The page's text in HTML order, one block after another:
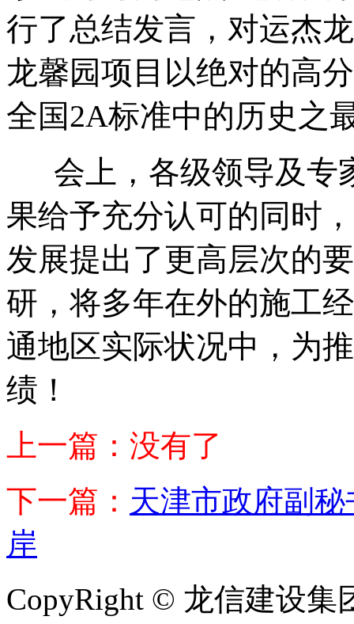
行了总结发言，对运杰
龙馨园项目以绝对的高
全国2A标准中的历史之
会上，各级领导及专
果给予充分认可的同时
发展提出了更高层次的
研，将多年在外的施工
通地区实际状况中，为
绩！
上一篇：没有了
下一篇： 天津市政府副
岸
CopyRight © 龙信建设集